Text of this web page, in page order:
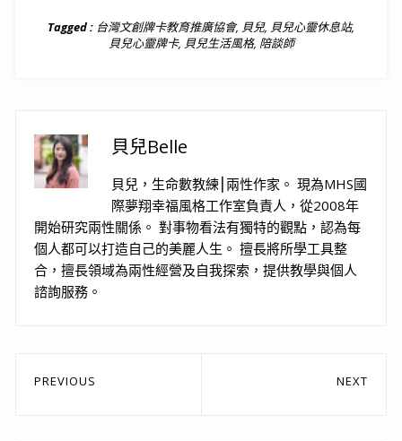
Tagged : 台灣文創牌卡教育推廣協會, 貝兒, 貝兒心靈休息站,
貝兒心靈牌卡, 貝兒生活風格, 陪談師
貝兒Belle
貝兒，生命數教練⎮兩性作家。 現為MHS國
際夢翔幸福風格工作室負責人，從2008年
開始研究兩性關係。 對事物看法有獨特的觀點，認為每
個人都可以打造自己的美麗人生。 擅長將所學工具整
合，擅長領域為兩性經營及自我探索，提供教學與個人
諮詢服務。
文
PREVIOUS NEXT